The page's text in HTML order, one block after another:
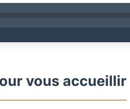
vous accueillir